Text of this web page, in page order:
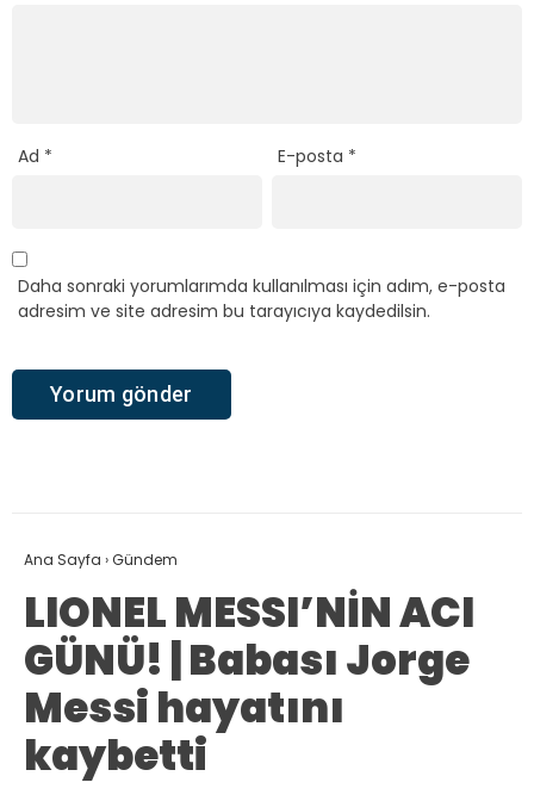
Ad * E-posta *
Daha sonraki yorumlarımda kullanılması için adım, e-posta
adresim ve site adresim bu tarayıcıya kaydedilsin.
Ana Sayfa ›Gündem
LIONEL MESSI’NİN ACI
GÜNÜ! | Babası Jorge
Messi hayatını
kaybetti